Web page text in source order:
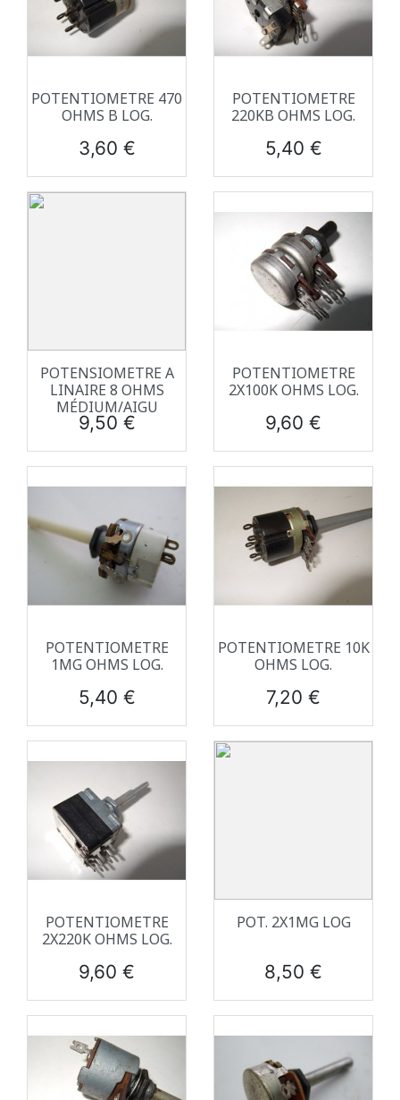
POTENTIOMETRE 470
OHMS B LOG.
Prix
3,60 €
POTENTIOMETRE
220KB OHMS LOG.
Prix
5,40 €
POTENSIOMETRE A
LINAIRE 8 OHMS
MÉDIUM/AIGU
Prix
9,50 €
POTENTIOMETRE
2X100K OHMS LOG.
Prix
9,60 €
POTENTIOMETRE
1MG OHMS LOG.
Prix
5,40 €
POTENTIOMETRE 10K
OHMS LOG.
Prix
7,20 €
POTENTIOMETRE
2X220K OHMS LOG.
Prix
9,60 €
POT. 2X1MG LOG
Prix
8,50 €